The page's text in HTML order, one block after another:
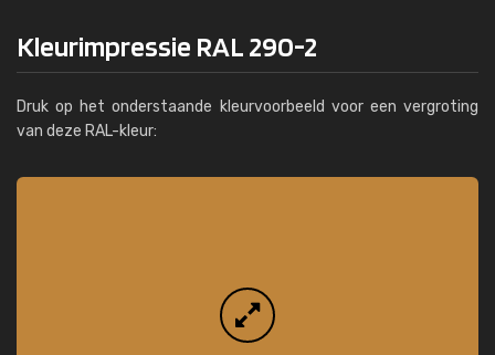
Kleurimpressie RAL 290-2
Druk op het onderstaande kleurvoorbeeld voor een vergroting
van deze RAL-kleur: